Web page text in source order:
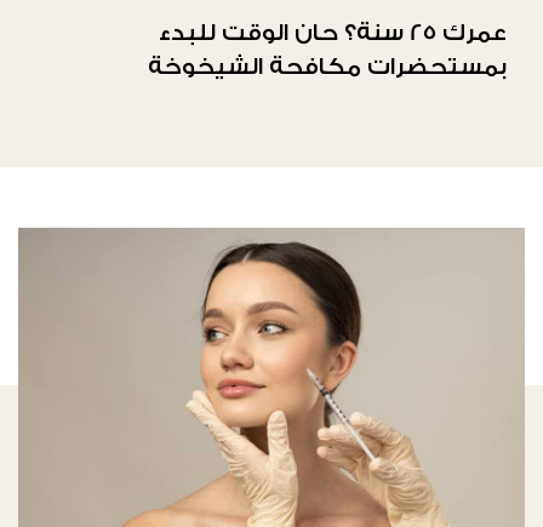
عمرك 25 سنة؟ حان الوقت للبدء
بمستحضرات مكافحة الشيخوخة